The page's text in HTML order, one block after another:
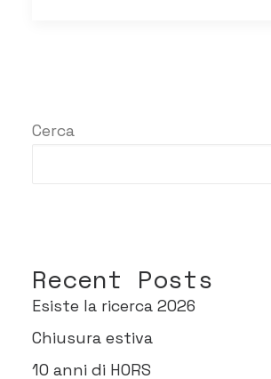
Cerca
Recent Posts
Esiste la ricerca 2026
Chiusura estiva
10 anni di HORS